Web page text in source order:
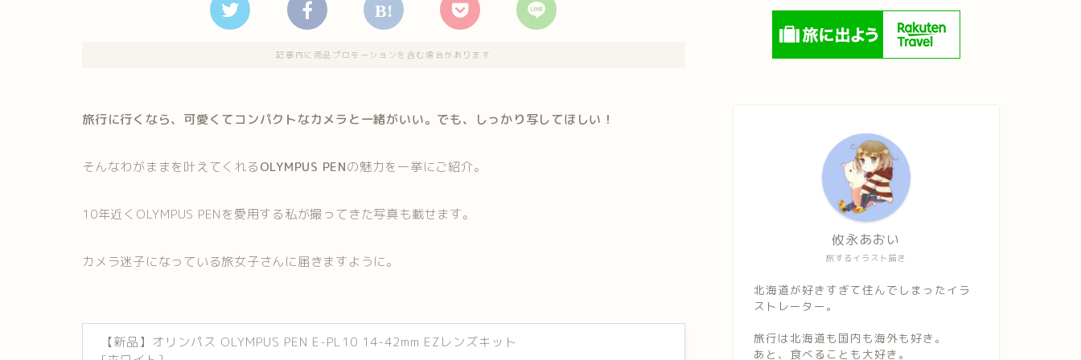
記事内に商品プロモーションを含む場合があります
旅行に行くなら、可愛くてコンパクトなカメラと一緒がいい。でも、しっかり写してほしい！
そんなわがままを叶えてくれるOLYMPUS PENの魅力を一挙にご紹介。
10年近くOLYMPUS PENを愛用する私が撮ってきた写真も載せます。
カメラ迷子になっている旅女子さんに届きますように。
【新品】オリンパス OLYMPUS PEN E-PL10 14-42mm EZレンズキット
旅するイラスト描き
攸永あおい
北海道が好きすぎて住んでしまったイラ
ストレーター。
旅行は北海道も国内も海外も好き。
あと、食べることも大好き。